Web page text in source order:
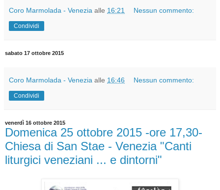
Coro Marmolada - Venezia alle 16:21 Nessun commento:
Condividi
sabato 17 ottobre 2015
Coro Marmolada - Venezia alle 16:46 Nessun commento:
Condividi
venerdì 16 ottobre 2015
Domenica 25 ottobre 2015 -ore 17,30-
Chiesa di San Stae - Venezia "Canti
liturgici veneziani ... e dintorni"